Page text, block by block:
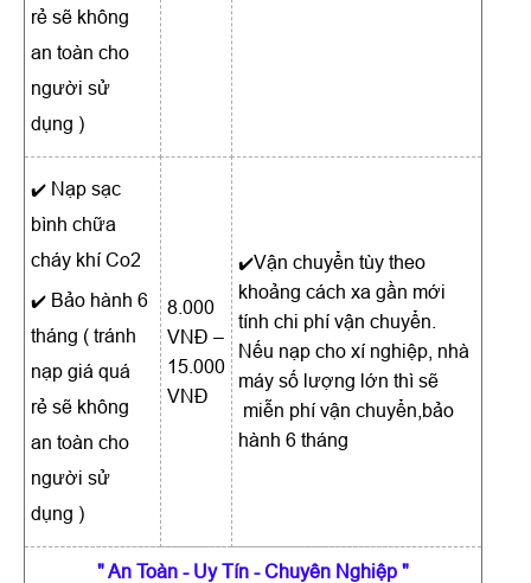
rẻ sẽ không
an toàn cho
người sử
dụng )
✔️ Nạp sạc
bình chữa
cháy khí Co2
✔️ Bảo hành 6
tháng ( tránh
nạp giá quá
rẻ sẽ không
an toàn cho
người sử
dụng )
8.000
VNĐ –
15.000
VNĐ
✔️Vận chuyển tùy theo
khoảng cách xa gần mới
tính chi phí vận chuyển.
Nếu nạp cho xí nghiệp, nhà
máy số lượng lớn thì sẽ
miễn phí vận chuyển,bảo
hành 6 tháng
" An Toàn - Uy Tín -Chuyên Nghiệp "